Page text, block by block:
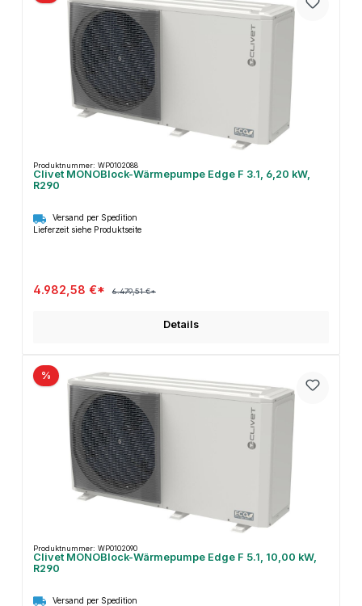
Produktnummer: WP0102088
Clivet MONOBlock-Wärmepumpe Edge F 3.1, 6,20 kW,
R290
Versand per Spedition
Lieferzeit siehe Produktseite
4.982,58 €* 6.479,51 €*
Details
%
Produktnummer: WP0102090
Clivet MONOBlock-Wärmepumpe Edge F 5.1, 10,00 kW,
R290
Versand per Spedition